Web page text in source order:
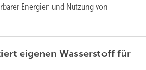
Energien und Nutzung von
eigenen Wasserstoff für